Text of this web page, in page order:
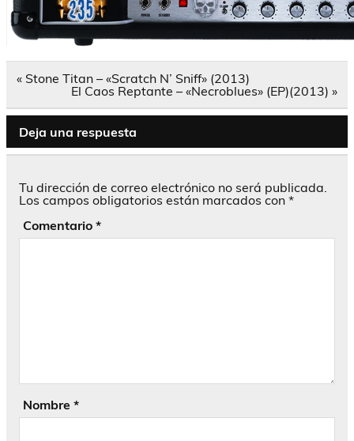
Navegación
« Stone Titan – «Scratch N’ Sniff» (2013)
El Caos Reptante – «Necroblues» (EP)(2013) »
Deja una respuesta
Tu dirección de correo electrónico no será publicada.
Los campos obligatorios están marcados con *
Comentario *
Nombre *